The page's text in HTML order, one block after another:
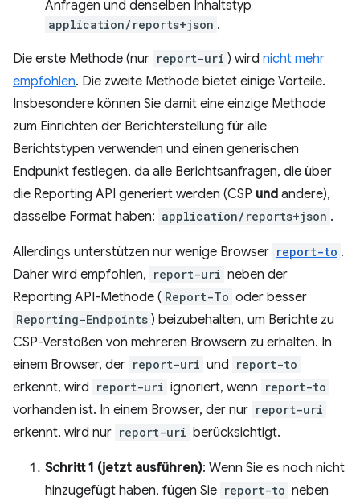
Anfragen und denselben Inhaltstyp
application/reports+json .
Die erste Methode (nur report-uri ) wird nicht mehr
empfohlen. Die zweite Methode bietet einige Vorteile.
Insbesondere können Sie damit eine einzige Methode
zum Einrichten der Berichterstellung für alle
Berichtstypen verwenden und einen generischen
Endpunkt festlegen, da alle Berichtsanfragen, die über
die Reporting API generiert werden (CSP und andere),
dasselbe Format haben: application/reports+json .
Allerdings unterstützen nur wenige Browser report-to .
Daher wird empfohlen, report-uri neben der
Reporting API-Methode ( Report-To oder besser
Reporting-Endpoints ) beizubehalten, um Berichte zu
CSP-Verstößen von mehreren Browsern zu erhalten. In
einem Browser, der report-uri und report-to
erkennt, wird report-uri ignoriert, wenn report-to
vorhanden ist. In einem Browser, der nur report-uri
erkennt, wird nur report-uri berücksichtigt.
Schritt 1 (jetzt ausführen): Wenn Sie es noch nicht
hinzugefügt haben, fügen Sie report-to neben